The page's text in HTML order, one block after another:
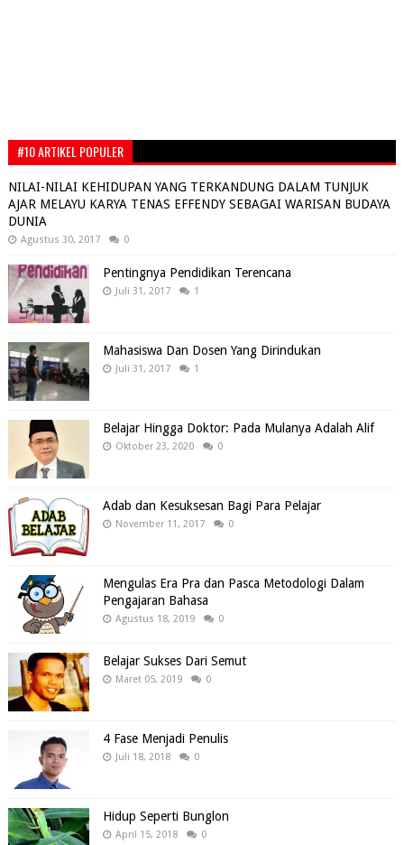
#10 ARTIKEL POPULER
NILAI-NILAI KEHIDUPAN YANG TERKANDUNG DALAM TUNJUK
AJAR MELAYU KARYA TENAS EFFENDY SEBAGAI WARISAN BUDAYA
DUNIA
Agustus 30, 2017 0
Pentingnya Pendidikan Terencana
Juli 31, 2017 1
Mahasiswa Dan Dosen Yang Dirindukan
Juli 31, 2017 1
Belajar Hingga Doktor: Pada Mulanya Adalah Alif
Oktober 23, 2020 0
Adab dan Kesuksesan Bagi Para Pelajar
November 11, 2017 0
Mengulas Era Pra dan Pasca Metodologi Dalam
Pengajaran Bahasa
Agustus 18, 2019 0
Belajar Sukses Dari Semut
Maret 05, 2019 0
4 Fase Menjadi Penulis
Juli 18, 2018 0
Hidup Seperti Bunglon
April 15, 2018 0